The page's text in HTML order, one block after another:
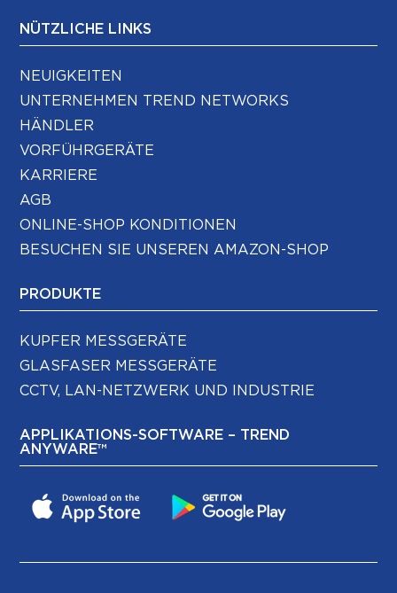
NÜTZLICHE LINKS
NEUIGKEITEN
UNTERNEHMEN TREND NETWORKS
HÄNDLER
VORFÜHRGERÄTE
KARRIERE
AGB
ONLINE-SHOP KONDITIONEN
BESUCHEN SIE UNSEREN AMAZON-SHOP
PRODUKTE
KUPFER MESSGERÄTE
GLASFASER MESSGERÄTE
CCTV, LAN-NETZWERK UND INDUSTRIE
APPLIKATIONS-SOFTWARE – TREND
ANYWARE™